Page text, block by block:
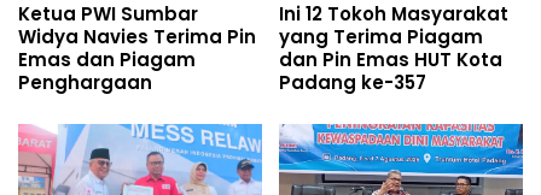
Ketua PWI Sumbar
Widya Navies Terima Pin
Emas dan Piagam
Penghargaan
Ini 12 Tokoh Masyarakat
yang Terima Piagam
dan Pin Emas HUT Kota
Padang ke-357